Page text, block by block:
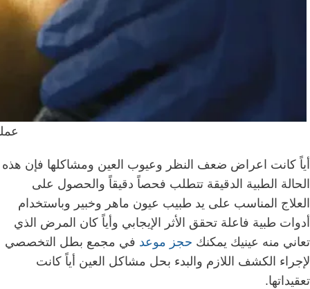
أياً كانت اعراض ضعف النظر وعيوب العين ومشاكلها فإن هذه
الحالة الطبية الدقيقة تتطلب فحصاً دقيقاً والحصول على
العلاج المناسب على يد طبيب عيون ماهر وخبير وباستخدام
أدوات طبية فاعلة تحقق الأثر الإيجابي وأياً كان المرض الذي
تعاني منه عينيك يمكنك حجز موعد في مجمع بطل التخصصي
لإجراء الكشف اللازم والبدء بحل مشاكل العين أياً كانت
تعقيداتها.